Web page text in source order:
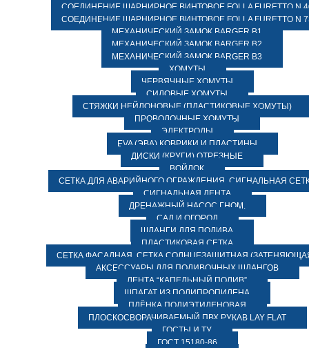
СОЕДИНЕНИЕ ШАРНИРНОЕ ВИНТОВОЕ FOLLA FURETTO N
СОЕДИНЕНИЕ ШАРНИРНОЕ ВИНТОВОЕ FOLLA FURETTO N
МЕХАНИЧЕСКИЙ ЗАМОК BARGER B1
МЕХАНИЧЕСКИЙ ЗАМОК BARGER B2
МЕХАНИЧЕСКИЙ ЗАМОК BARGER B3
ХОМУТЫ
ЧЕРВЯЧНЫЕ ХОМУТЫ
СИЛОВЫЕ ХОМУТЫ
СТЯЖКИ НЕЙЛОНОВЫЕ (ПЛАСТИКОВЫЕ ХОМУТЫ)
ПРОВОЛОЧНЫЕ ХОМУТЫ
ЭЛЕКТРОДЫ
EVA (ЭВА) КОВРИКИ И ПЛАСТИНЫ
ДИСКИ (КРУГИ) ОТРЕЗНЫЕ
ВОЙЛОК
СЕТКА ДЛЯ АВАРИЙНОГО ОГРАЖДЕНИЯ, СИГНАЛЬНАЯ
СИГНАЛЬНАЯ ЛЕНТА
ДРЕНАЖНЫЙ НАСОС ГНОМ.
САД И ОГОРОД
ШЛАНГИ ДЛЯ ПОЛИВА
ПЛАСТИКОВАЯ СЕТКА
СЕТКА ФАСАДНАЯ. СЕТКА СОЛНЦЕЗАЩИТНАЯ
АКСЕССУАРЫ ДЛЯ ПОЛИВОЧНЫХ ШЛАНГОВ
ЛЕНТА “КАПЕЛЬНЫЙ ПОЛИВ”
ШПАГАТ ИЗ ПОЛИПРОПИЛЕНА
ПЛЁНКА ПОЛИЭТИЛЕНОВАЯ
ПЛОСКОСВОРАЧИВАЕМЫЙ ПВХ РУКАВ LAY FLAT
ГОСТЫ И ТУ
ГОСТ 15180-86